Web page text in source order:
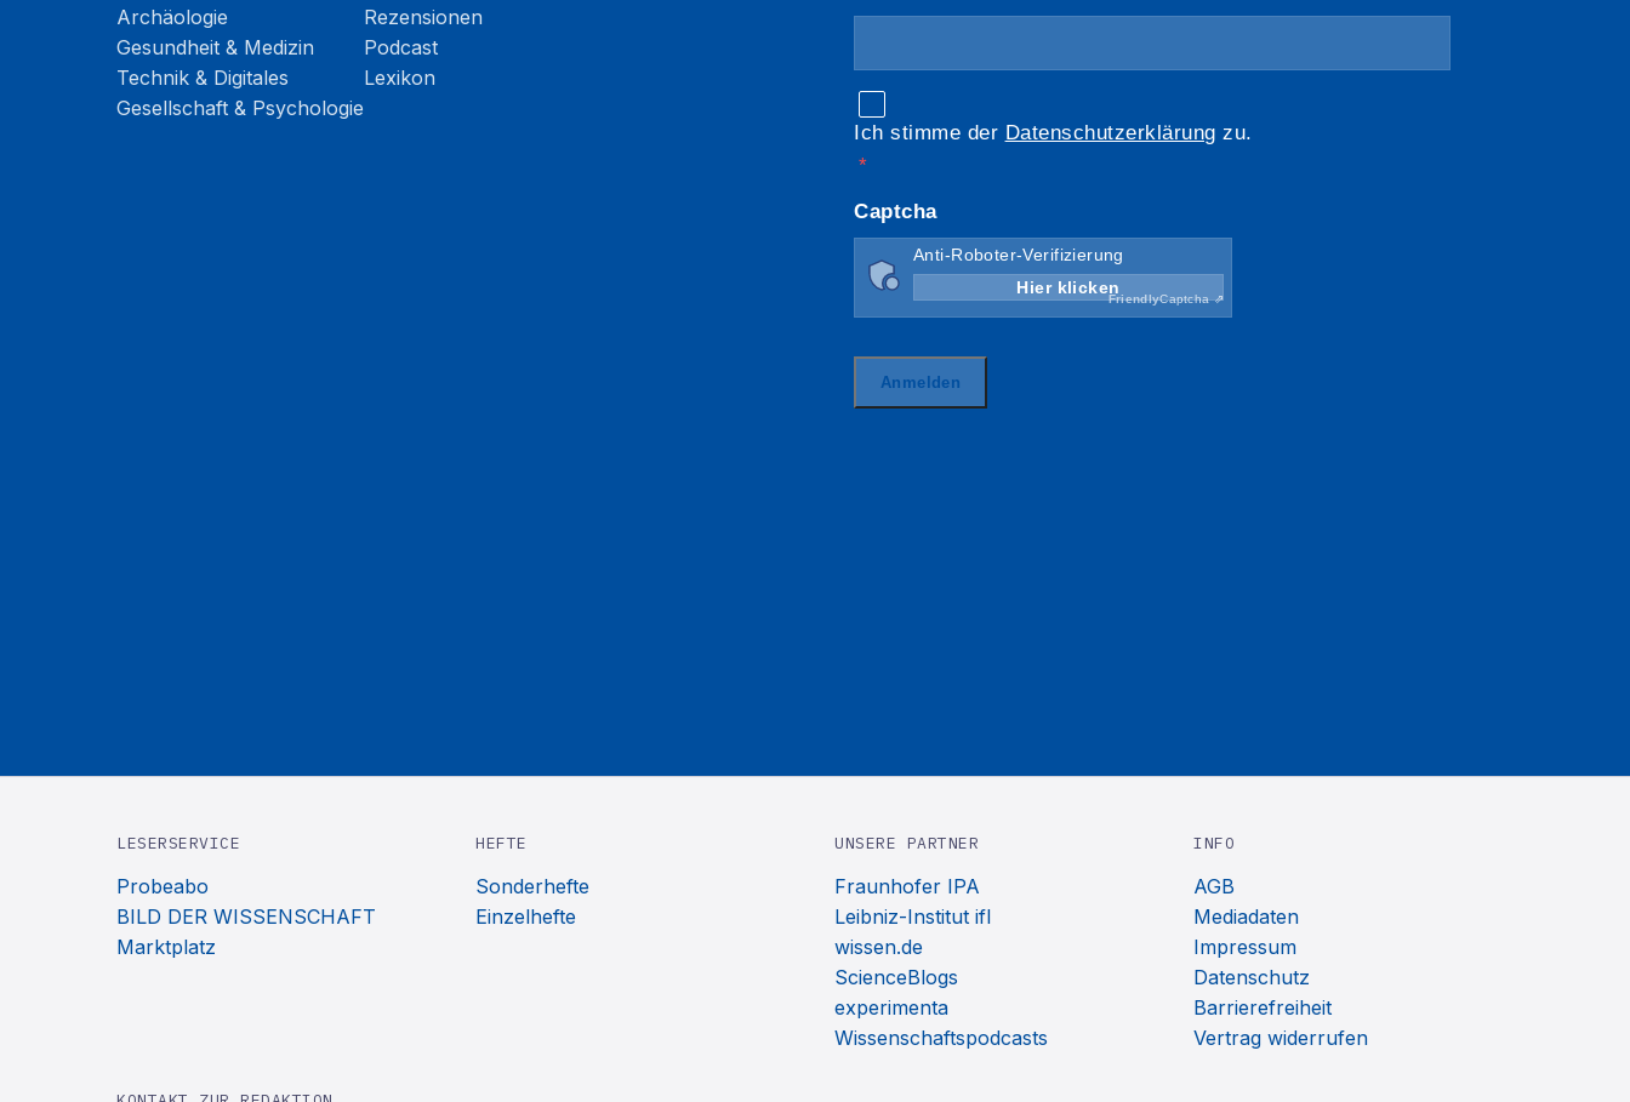
Archäologie
Gesundheit & Medizin
Technik & Digitales
Gesellschaft & Psychologie
Rezensionen
Podcast
Lexikon
LESERSERVICE
Probeabo
BILD DER WISSENSCHAFT
Marktplatz
HEFTE
Sonderhefte
Einzelhefte
UNSERE PARTNER
Fraunhofer IPA
Leibniz-Institut ifl
wissen.de
ScienceBlogs
experimenta
Wissenschaftspodcasts
INFO
AGB
Mediadaten
Impressum
Datenschutz
Barrierefreiheit
Vertrag widerrufen